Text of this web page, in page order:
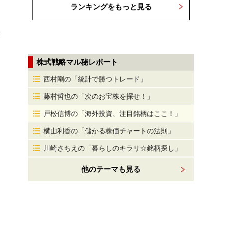
ランキングをもっと見る
株式戦略マル秘レポート
西村剛の「統計で勝つトレード」
藤村哲也の「次のお宝株を探せ！」
戸松信博の「海外投資、注目銘柄はここ！」
横山利香の「儲かる株価チャートの法則」
川崎さちえの「暮らしのキラリ☆銘柄探し」
他のテーマも見る